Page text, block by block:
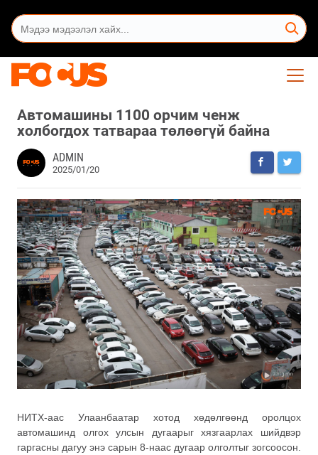
Автомашины 1100 орчим ченж
холбогдох татвараа төлөөгүй байна
ADMIN
2025/01/20
НИТХ-аас Улаанбаатар хотод хөдөлгөөнд оролцох
автомашинд олгох улсын дугаарыг хязгаарлах шийдвэр
гаргасны дагуу энэ сарын 8-наас дугаар олголтыг зогсоосон.